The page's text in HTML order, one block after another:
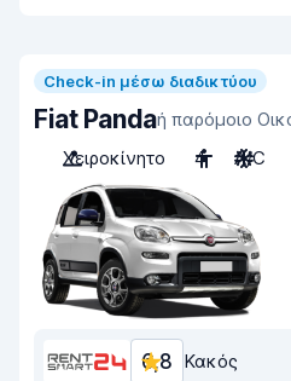
Check-in μέσω διαδικτύου
Fiat Pandaή παρόμοιο
Χειροκίνητο
4 A/C
6,8 Κακός